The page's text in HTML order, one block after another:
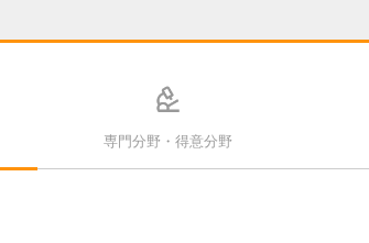
専門分野・得意分野